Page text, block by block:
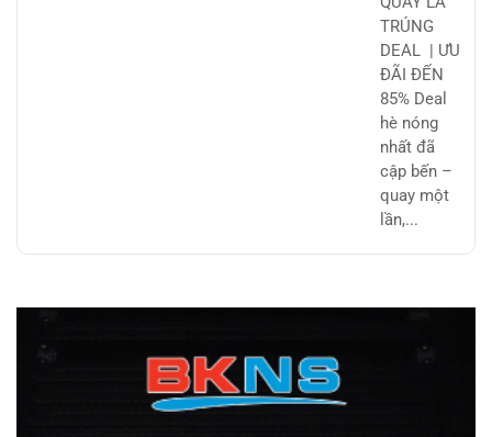
ĐẾN 85%
TRÚNG
DEAL | ƯU
ĐÃI ĐẾN
85% Deal
hè nóng
nhất đã
cập bến –
quay một
lần,...